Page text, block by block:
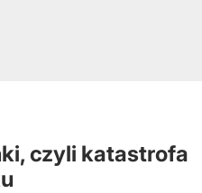
czyli katastrofa